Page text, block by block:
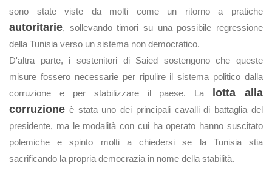
sono state viste da molti come un ritorno a pratiche
autoritarie, sollevando timori su una possibile regressione
della Tunisia verso un sistema non democratico.
D'altra parte, i sostenitori di Saied sostengono che queste
misure fossero necessarie per ripulire il sistema politico dalla
corruzione e per stabilizzare il paese. La
lotta alla
corruzione è stata uno dei principali cavalli di battaglia del
presidente, ma le modalità con cui ha operato hanno suscitato
polemiche e spinto molti a chiedersi se la Tunisia stia
sacrificando la propria democrazia in nome della stabilità.